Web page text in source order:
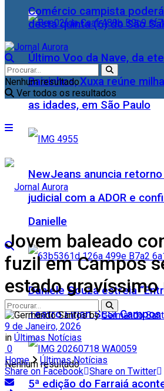
Último Voo da Nave, da
Baixinhos, Xuxa reúne
as idades, em São Paulo
NewJeans anuncia
judicial com a ADOR e
Danielle
Daniele Souza estreia
Teatro Firjan SESI Campos
5ª edição do Farraiá
Comércio campista
desta quinta (6) do São
Nenhum resultado
Ver todos os resultados
Nenhum resultado
Jovem baleado
fuzil em Campos
estado gravíssimo
by Germando
9 de Janeiro, 2026
in Últimas Notícias
0
Home
Últimas Notícias
Share on Facebook Share on Twitter